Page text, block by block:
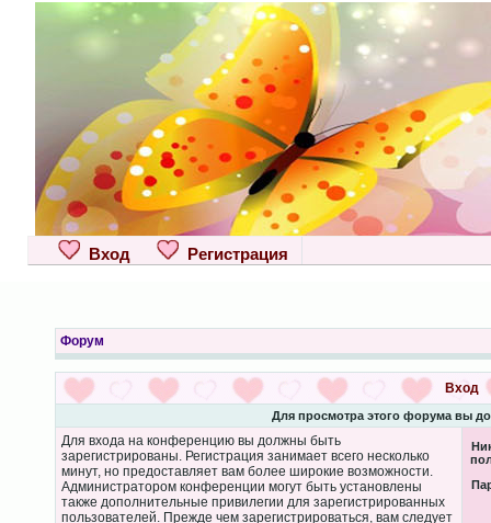
Вход Регистрация
Форум
Вход
Для просмотра этого форума вы
Для входа на конференцию вы должны быть
зарегистрированы. Регистрация занимает всего несколько
минут, но предоставляет вам более широкие возможности.
Администратором конференции могут быть установлены
также дополнительные привилегии для зарегистрированных
пользователей. Прежде чем зарегистрироваться, вам следует